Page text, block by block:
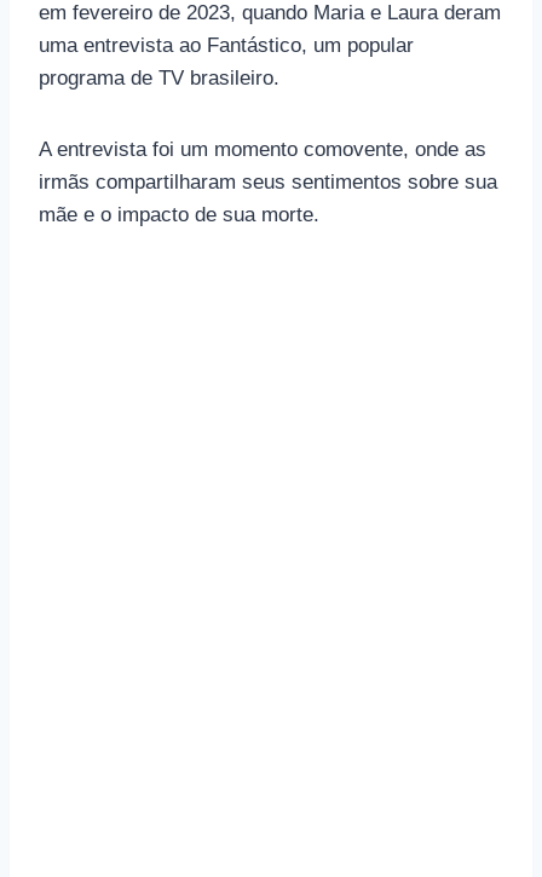
em fevereiro de 2023, quando Maria e Laura deram
uma entrevista ao Fantástico, um popular
programa de TV brasileiro.
A entrevista foi um momento comovente, onde as
irmãs compartilharam seus sentimentos sobre sua
mãe e o impacto de sua morte.